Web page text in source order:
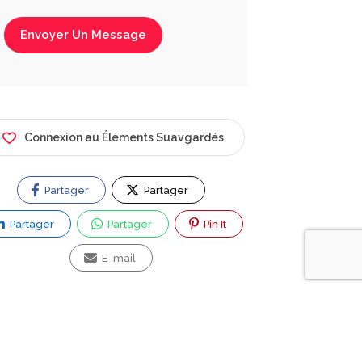
Envoyer Un Message
Connexion au Éléments Suavgardés
Partager Partager
Partager Partager Pin It
E-mail